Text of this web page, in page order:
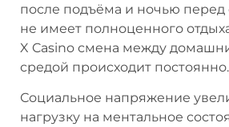
после подъёма и ночью перед
не имеет полноценного
X Casino смена между
средой происходит постоянно.
Социальное напряжение
нагрузку на ментальное